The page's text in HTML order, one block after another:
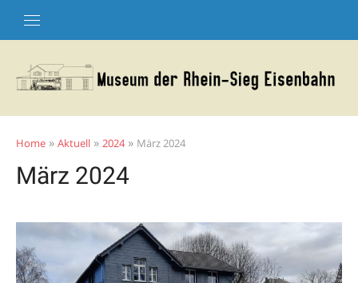
Home » Aktuell » 2024» März 2024
März 2024